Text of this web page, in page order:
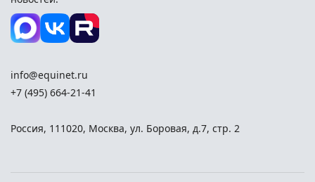
info@equinet.ru
+7 (495) 664-21-41
Россия, 111020, Москва, ул. Боровая, д.7, стр. 2